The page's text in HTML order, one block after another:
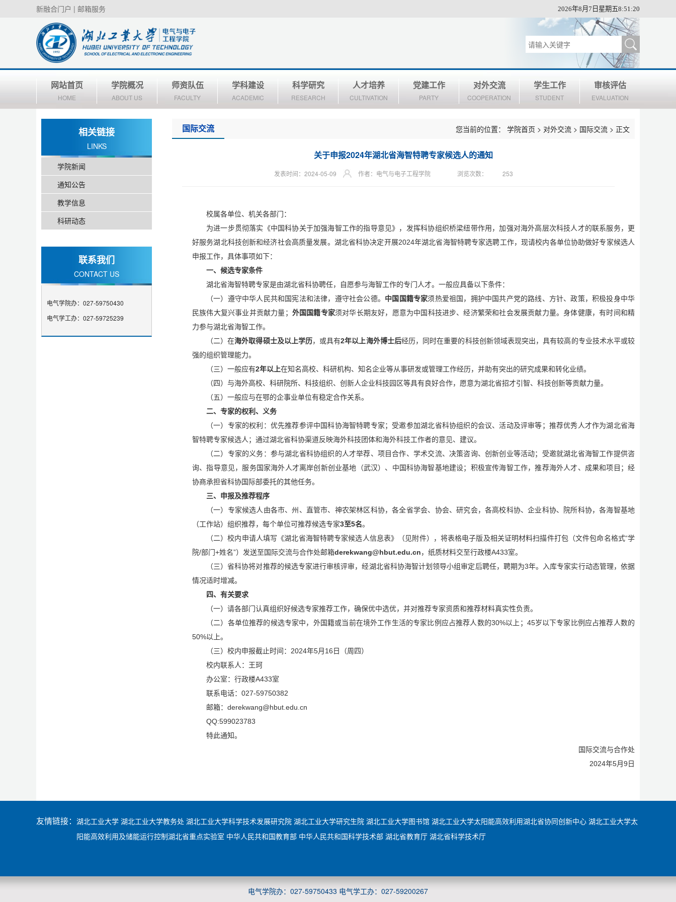
新融合门户 | 邮箱服务 2026年8月7日星期五8:51:20
网站首页
HOME
学院概况
ABOUT US
师资队伍
FACULTY
学科建设
ACADEMIC
科学研究
RESEARCH
人才培养
CULTIVATION
党建工作
PARTY
对外交流
COOPERATION
学生工作
STUDENT
审核评估
EVALUATION
相关链接
LINKS
学院新闻
通知公告
教学信息
科研动态
联系我们
CONTACT US
电气学院办：027-59750430
电气学工办：027-59725239
国际交流 您当前的位置： 学院首页 > 对外交流 > 国际交流 > 正文
关于申报2024年湖北省海智特聘专家候选人的通知
发表时间：2024-05-09 作者：电气与电子工程学院 浏览次数： 253
校属各单位、机关各部门：
为进一步贯彻落实《中国科协关于加强海智工作的指导意见》，发挥科协组织桥梁纽带作用，加强对海外高层次科技人才的联系服务，更
好服务湖北科技创新和经济社会高质量发展。湖北省科协决定开展2024年湖北省海智特聘专家选聘工作，现请校内各单位协助做好专家候选人
申报工作，具体事项如下：
一、候选专家条件
湖北省海智特聘专家是由湖北省科协聘任，自愿参与海智工作的专门人才。一般应具备以下条件：
（一）遵守中华人民共和国宪法和法律，遵守社会公德。 中国国籍专家须热爱祖国，拥护中国共产党的路线、方针、政策，积极投身中华
民族伟大复兴事业并贡献力量； 外国国籍专家须对华长期友好，愿意为中国科技进步、经济繁荣和社会发展贡献力量。身体健康，有时间和精
力参与湖北省海智工作。
（二）在海外取得硕士及以上学历，或具有2年以上海外博士后经历，同时在重要的科技创新领域表现突出，具有较高的专业技术水平或较
强的组织管理能力。
（三）一般应有2年以上在知名高校、科研机构、知名企业等从事研发或管理工作经历，并助有突出的研究成果和转化业绩。
（四）与海外高校、科研院所、科技组织、创新人企业科技园区等具有良好合作，愿意为湖北省招才引智、科技创新等贡献力量。
（五）一般应与在鄂的企事业单位有稳定合作关系。
二、专家的权利、义务
（一）专家的权利：优先推荐参评中国科协海智特聘专家；受邀参加湖北省科协组织的会议、活动及评审等；推荐优秀人才作为湖北省海
智特聘专家候选人；通过湖北省科协渠道反映海外科技团体和海外科技工作者的意见、建议。
（二）专家的义务：参与湖北省科协组织的人才举荐、项目合作、学术交流、决策咨询、创新创业等活动；受邀就湖北省海智工作提供咨
询、指导意见，服务国家海外人才离岸创新创业基地（武汉）、中国科协海智基地建设；积极宣传海智工作，推荐海外人才、成果和项目；经
协商承担省科协国际部委托的其他任务。
三、申报及推荐程序
（一）专家候选人由各市、州、直管市、神农架林区科协，各全省学会、协会、研究会，各高校科协、企业科协、院所科协，各海智基地
（工作站）组织推荐，每个单位可推荐候选专家3至5名。
（二）校内申请人填写《湖北省海智特聘专家候选人信息表》（见附件），将表格电子版及相关证明材料扫描件打包（文件包命名格式“学
院/部门+姓名”）发送至国际交流与合作处邮箱derekwang@hbut.edu.cn，纸质材料交至行政楼A433室。
（三）省科协将对推荐的候选专家进行审核评审，经湖北省科协海智计划领导小组审定后聘任，聘期为3年。入库专家实行动态管理，依据
情况适时增减。
四、有关要求
（一）请各部门认真组织好候选专家推荐工作，确保优中选优，并对推荐专家资质和推荐材料真实性负责。
（二）各单位推荐的候选专家中，外国籍或当前在境外工作生活的专家比例应占推荐人数的30%以上；45岁以下专家比例应占推荐人数的
50%以上。
（三）校内申报截止时间：2024年5月16日（周四）
校内联系人：王珂
办公室：行政楼A433室
联系电话：027-59750382
邮箱： derekwang@hbut.edu.cn
QQ:599023783
特此通知。
国际交流与合作处
2024年5月9日
友情链接： 湖北工业大学 湖北工业大学教务处 湖北工业大学科学技术发展研究院 湖北工业大学研究生院 湖北工业大学图书馆 湖北工业大学太阳能高效利用湖北省协同创新中心 湖北工业大学太
阳能高效利用及储能运行控制湖北省重点实验室 中华人民共和国教育部 中华人民共和国科学技术部 湖北省教育厅 湖北省科学技术厅
电气学院办：027-59750433 电气学工办：027-59200267